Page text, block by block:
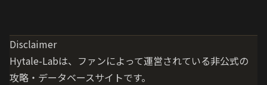
Disclaimer
Hytale-Labは、ファンによって運営されている非公式の
攻略・データベースサイトです。